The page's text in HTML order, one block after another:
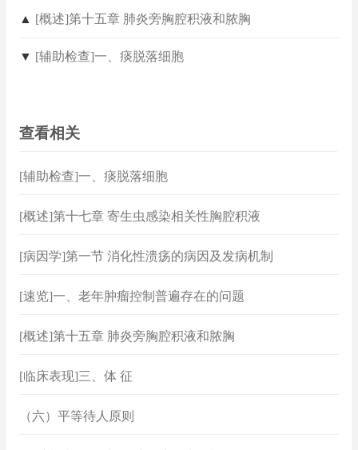
▲ [概述]第十五章 肺炎旁胸腔积液和脓胸
▼ [辅助检查]一、痰脱落细胞
查看相关
[辅助检查]一、痰脱落细胞
[概述]第十七章 寄生虫感染相关性胸腔积液
[病因学]第一节 消化性溃疡的病因及发病机制
[速览]一、老年肿瘤控制普遍存在的问题
[概述]第十五章 肺炎旁胸腔积液和脓胸
[临床表现]三、体 征
（六）平等待人原则